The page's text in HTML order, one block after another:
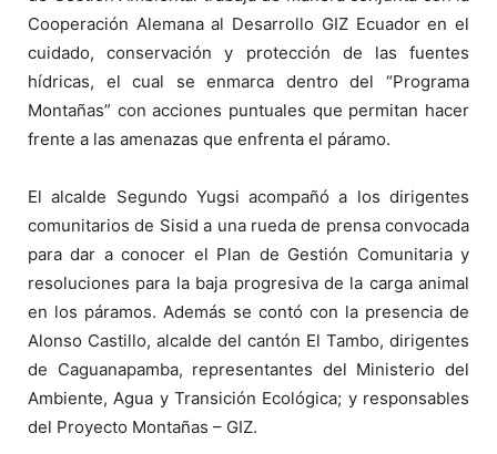
Cooperación Alemana al Desarrollo GIZ Ecuador en el
cuidado, conservación y protección de las fuentes
hídricas, el cual se enmarca dentro del “Programa
Montañas” con acciones puntuales que permitan hacer
frente a las amenazas que enfrenta el páramo.
El alcalde Segundo Yugsi acompañó a los dirigentes
comunitarios de Sisid a una rueda de prensa convocada
para dar a conocer el Plan de Gestión Comunitaria y
resoluciones para la baja progresiva de la carga animal
en los páramos. Además se contó con la presencia de
Alonso Castillo, alcalde del cantón El Tambo, dirigentes
de Caguanapamba, representantes del Ministerio del
Ambiente, Agua y Transición Ecológica; y responsables
del Proyecto Montañas – GIZ.